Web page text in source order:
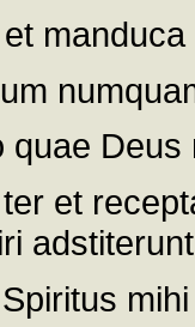
manduca
quae
et